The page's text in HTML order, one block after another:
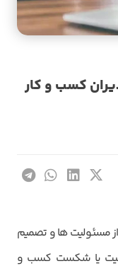
کسب و کار
مسئولیت ها و تصمیم
یا شکست کسب و